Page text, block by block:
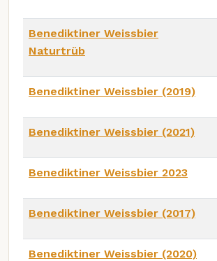
Benediktiner Weissbier
Naturtrüb
Benediktiner Weissbier (2019)
Benediktiner Weissbier (2021)
Benediktiner Weissbier 2023
Benediktiner Weissbier (2017)
Benediktiner Weissbier (2020)